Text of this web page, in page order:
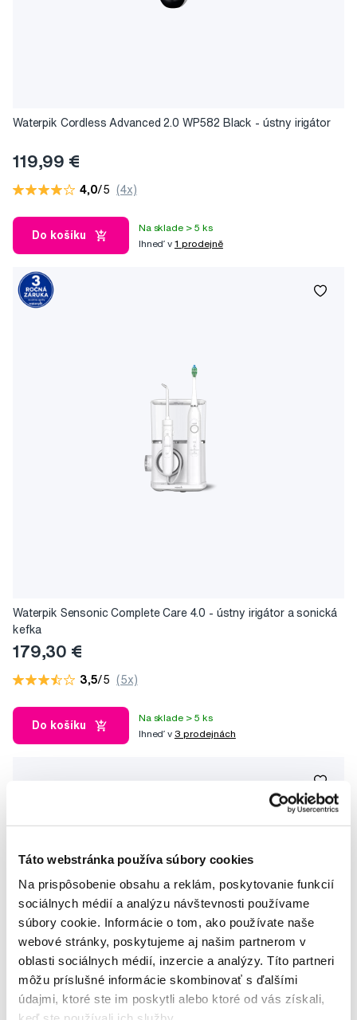
Táto webstránka používa súbory cookies
Na prispôsobenie obsahu a reklám, poskytovanie funkcií
sociálnych médií a analýzu návštevnosti používame
súbory cookie. Informácie o tom, ako používate naše
webové stránky, poskytujeme aj našim partnerom v
oblasti sociálnych médií, inzercie a analýzy. Títo partneri
môžu príslušné informácie skombinovať s ďalšími
údajmi, ktoré ste im poskytli alebo ktoré od vás získali,
Waterpik Cordless Advanced 2.0 WP582 Black - ústny irigátor
119,99 €
4,0/5 (4x)
Do košíku
Na sklade > 5 ks
Ihneď v 1 prodejně
Waterpik Sensonic Complete Care 4.0 - ústny irigátor a sonická
kefka
179,30 €
3,5/5 (5x)
Do košíku
Na sklade > 5 ks
Ihneď v 3 prodejnách